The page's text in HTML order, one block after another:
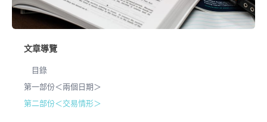
文章導覽
目錄
第一部份＜兩個日期＞
第二部份＜交易情形＞